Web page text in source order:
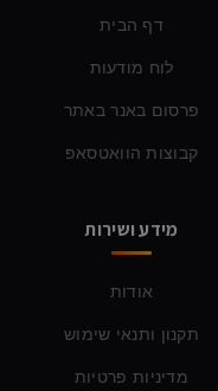
דף הבית
לוח מודעות
פרסום באנר באתר
קבוצות הוואטסאפ
מידע ושירות
אודות
תקנון ותנאי שימוש
מדיניות פרטיות